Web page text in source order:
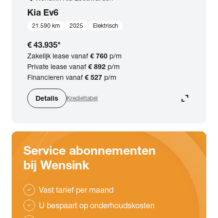
Kia Ev6
21.590 km 2025 Elektrisch
€ 43.935*
Zakelijk lease vanaf€ 760 p/m
Private lease vanaf€ 892 p/m
Financieren vanaf€ 527 p/m
Details Krediettabel expand_content
Service abonnementen
bij Wensink
check Vast tarief per maand
check U bespaart op onderhoudskosten